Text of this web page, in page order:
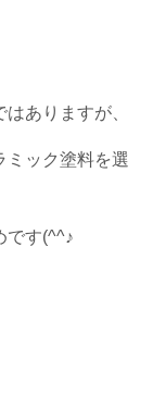
ありますが、
ミック塗料を選
です(^^♪